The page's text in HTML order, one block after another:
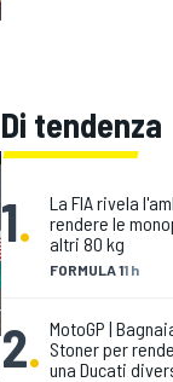
Di tendenza
1.
FORMULA 11 h
La FIA rivela
rendere le
altri 80 kg
2. MotoGP |
Stoner per
una Ducati